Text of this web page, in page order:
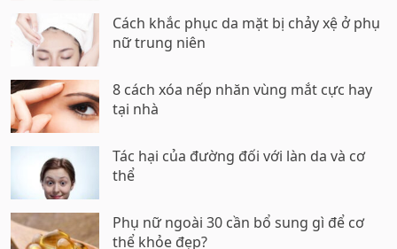
Cách khắc phục da mặt bị chảy xệ ở phụ
nữ trung niên
8 cách xóa nếp nhăn vùng mắt cực hay
tại nhà
Tác hại của đường đối với làn da và cơ
thể
Phụ nữ ngoài 30 cần bổ sung gì để cơ
thể khỏe đẹp?